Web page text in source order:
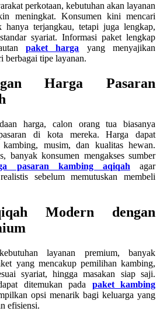
perkotaan, kebutuhan akan layanan
meningkat. Konsumen kini mencari
hanya terjangkau, tetapi juga lengkap,
syariat. Informasi paket lengkap
paket harga yang menyajikan
berbagai tipe layanan.
Harga Pasaran
harga, calon orang tua biasanya
di kota mereka. Harga dapat
musim, dan kualitas hewan.
banyak konsumen mengakses sumber
pasaran kambing aqiqah agar
sebelum memutuskan membeli
Modern dengan
layanan premium, banyak
yang mencakup pemilihan kambing,
syariat, hingga masakan siap saji.
ditemukan pada paket kambing
opsi menarik bagi keluarga yang
efisiensi.